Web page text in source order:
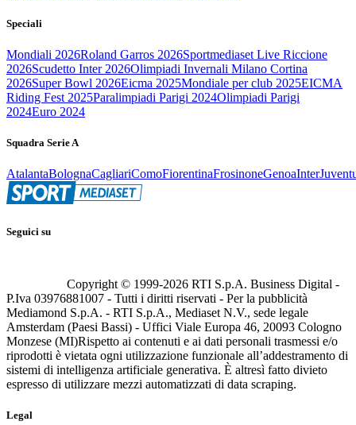
Speciali
Mondiali 2026Roland Garros 2026Sportmediaset Live Riccione
2026Scudetto Inter 2026Olimpiadi Invernali Milano Cortina
2026Super Bowl 2026Eicma 2025Mondiale per club 2025EICMA
Riding Fest 2025Paralimpiadi Parigi 2024Olimpiadi Parigi
2024Euro 2024
Squadra Serie A
AtalantaBolognaCagliariComoFiorentinaFrosinoneGenoaInter
Seguici su
Copyright © 1999-2026 RTI S.p.A. Business Digital -
P.Iva 03976881007 - Tutti i diritti riservati - Per la pubblicità
Mediamond S.p.A. - RTI S.p.A., Mediaset N.V., sede legale
Amsterdam (Paesi Bassi) - Uffici Viale Europa 46, 20093 Cologno
Monzese (MI)Rispetto ai contenuti e ai dati personali trasmessi e/o
riprodotti è vietata ogni utilizzazione funzionale all’addestramento di
sistemi di intelligenza artificiale generativa. È altresì fatto divieto
espresso di utilizzare mezzi automatizzati di data scraping.
Legal